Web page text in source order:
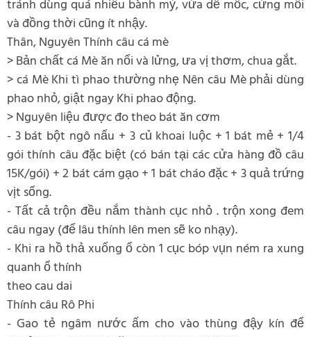
tránh dùng quá nhiều bành mỳ, vừa dễ mốc, cứng mồi
và đồng thời cũng ít nhậy.
Thân, Nguyên Thính câu cá mè
> Bản chất cá Mè ăn nổi và lửng, ưa vị thơm, chua gắt.
> cá Mè Khi tì phao thường nhẹ Nên câu Mè phải dùng
phao nhỏ, giật ngay Khi phao động.
> Nguyên liệu được đo theo bát ăn cơm
- 3 bát bột ngô nấu + 3 củ khoai luộc + 1 bát mẻ + 1/4
gói thính câu đặc biệt (có bán tại các cửa hàng đồ câu
15K/gói) + 2 bát cám gạo + 1 bát cháo đặc + 3 quả trứng
vịt sống.
- Tất cả trộn đều nắm thành cục nhỏ . trộn xong đem
câu ngay (để lâu thính lên men sẽ ko nhạy).
- Khi ra hồ thả xuống ổ còn 1 cục bóp vụn ném ra xung
quanh ổ thính
theo cau dai
Thính câu Rô Phi
- Gao tẻ ngâm nước ấm cho vào thùng đậy kín để